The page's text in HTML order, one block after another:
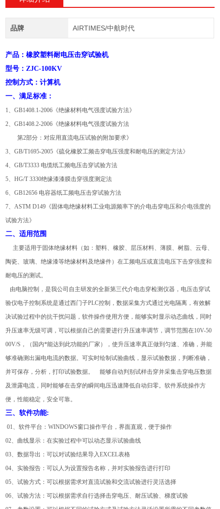
品牌 AIRTIMES/中航时代
产品：橡胶塑料耐电压击穿试验机
型号：ZJC-100KV
控制方式：计算机
一、满足标准：
1、GB1408.1-2006《绝缘材料电气强度试验方法》
2、GB1408.2-2006《绝缘材料电气强度试验方法
第2部分：对应用直流电压试验的附加要求》
3、GB/T1695-2005《硫化橡胶工频击穿电压强度和耐电压的测定方法》
4、GB/T3333 电缆纸工频电压击穿试验方法
5、HG/T 3330绝缘漆漆膜击穿强度测定法
6、GB12656 电容器纸工频电压击穿试验方法
7、ASTM D149《固体电绝缘材料工业电源频率下的介电击穿电压和介电强度的
试验方法》
二、适用范围
主要适用于固体绝缘材料（如：塑料、橡胶、层压材料、薄膜、树脂、云母、
陶瓷、玻璃、绝缘漆等绝缘材料及绝缘件）在工频电压或直流电压下击穿强度和
耐电压的测试。
由电脑控制，是我公司自主研发的全新第三代介电击穿检测仪器，电压击穿试
验仪电子控制系统是通过西门子PLC控制，数据采集方式通过光电隔离，有效解
决试验过程中的抗干扰问题，软件操作使用方便，能够实时显示动态曲线，同时
升压速率无级可调，可以根据自己的需要进行升压速率调节，调节范围在10V-50
00V/S，（国内*能达到此功能的厂家），使升压速率真正做到匀速、准确，并能
够准确测出漏电电流的数据。可实时绘制试验曲线，显示试验数据，判断准确，
并可保存，分析，打印试验数据。 能够自动判别试样击穿并采集击穿电压数据
及泄露电流，同时能够在击穿的瞬间电压迅速降低自动归零。软件系统操作方
便，性能稳定，安全可靠。
三、软件功能:
01、软件平台：WINDOWS窗口操作平台，界面直观，便于操作
02、曲线显示：在实验过程中可以动态显示试验曲线
03、数据导出：可以对试验结果导入EXCEL表格
04、实验报告：可以人为设置报告名称，并对实验报告进行打印
05、试验方式：可以根据需求对直流试验和交流试验进行灵活选择
06、试验方法：可以根据需求自行选择击穿电压、耐压试验、梯度试验